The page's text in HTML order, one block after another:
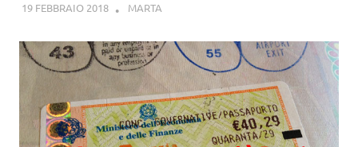
19 FEBBRAIO 2018 MARTA